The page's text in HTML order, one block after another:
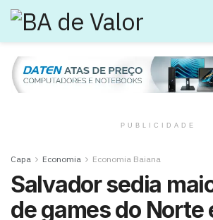
PUBLICIDADE
Capa Economia Economia Baiana
Salvador sedia
de games do Norte